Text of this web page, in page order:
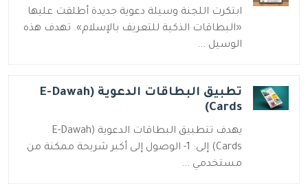
ابتكرت اللجنة وسيلة دعوية جديدة أطلقت عليها
«البطاقات الذكية للتعريف بالإسلام». تهدف هذه
الوسيل ...
تطبيق البطاقات الدعوية (E-Dawah
Cards)
يهدف تتطبيق البطاقات الدعوية (E-Dawah
Cards) إلى: 1- الوصول إلى أكبر شريحة ممكنة من
مستخدمي ...